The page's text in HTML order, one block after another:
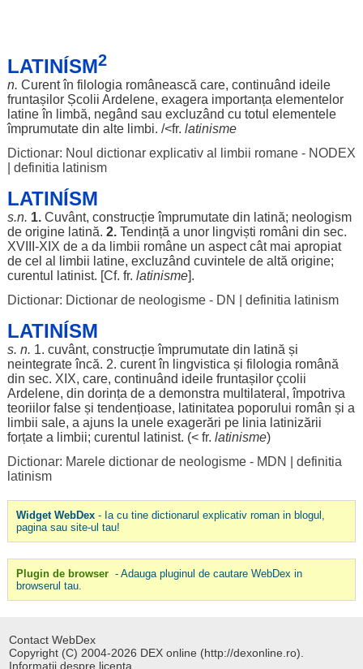
LATINÍSM2
n. Curentîn filologia românească care, continuând ideile
fruntașilor Școlii Ardelene, exagera importanța elementelor
latineîn limbă, negând sau excluzând cu totul elementele
împrumutatedin alte limbi. /<fr. latinisme
Dictionar: Noul dictionar explicativ al limbii romane - NODEX
definitia latinism
LATINÍSM
s.n. 1. Cuvânt, construcție împrumutatedin latină; neologism
de origine latină. 2. Tendință a unor lingviști români din sec.
XVIII-XIX de a da limbii româneun aspectcât mai apropiat
de cel al
limbii latine, excluzând cuvintelede altă origine;
curentul
latinist. [Cf. fr. latinisme].
Dictionar: Dictionar de neologisme - DN
definitia latinism
LATINÍSM
s. n. 1. cuvânt, construcție împrumutatedin latină și
neintegrate încă. 2. curentîn lingvistica și filologia română
din sec. XIX, care, continuând ideile fruntașilorçcolii
Ardelene, din dorința de a demonstra multilateral ,împotriva
teoriilor falseși tendențioase, latinitatea poporului român și a
limbii sale, a ajunsla unele exagerări pe linia latinizării
forțatea limbii; curentul latinist. (< fr. latinisme)
Dictionar: Marele dictionar de neologisme - MDN
definitia
latinism
Widget WebDex- Ia cu tine dictionarul explicativ roman in blogul,
pagina sau site-ul tau!
Plugin de browser - Adauga pluginul de cautare WebDex in
browserul tau.
Contact WebDex
Copyright (C) 2004-2026 DEX online (http://dexonline.ro).
Informatii despre licenta